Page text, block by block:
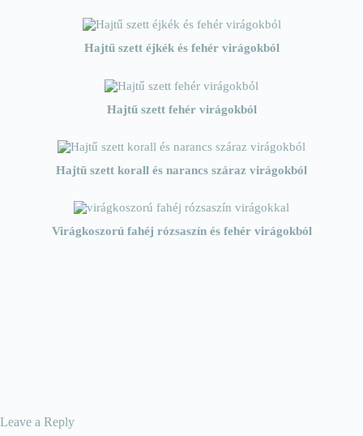
Hajtű szett éjkék és fehér virágokból
Hajtű szett fehér virágokból
Hajtű szett korall és narancs száraz virágokból
Virágkoszorú fahéj rózsaszín és fehér virágokból
Leave a Reply